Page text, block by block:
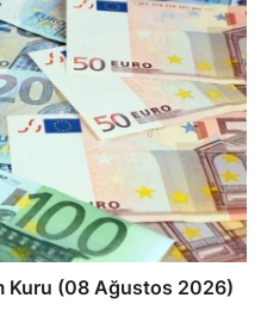
Kuru (08 Ağustos 2026)